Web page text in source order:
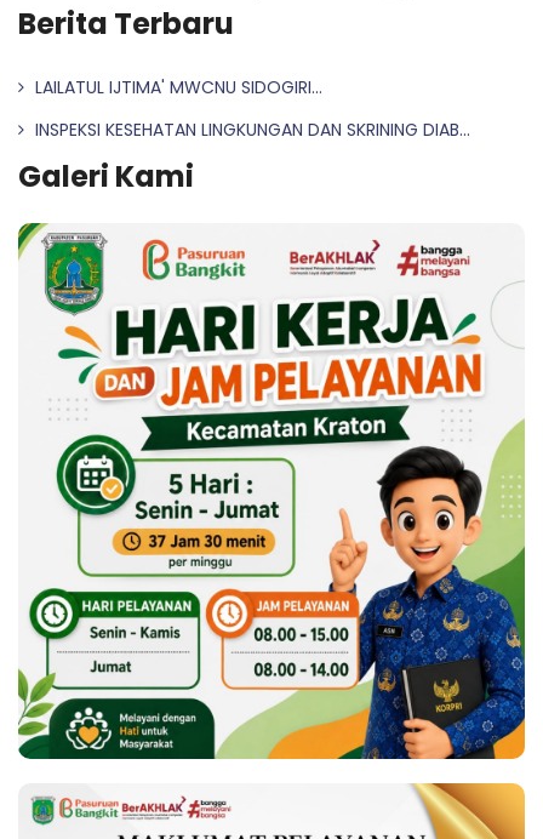
Berita Terbaru
LAILATUL IJTIMA' MWCNU SIDOGIRI...
INSPEKSI KESEHATAN LINGKUNGAN DAN SKRINING DIAB...
Galeri Kami